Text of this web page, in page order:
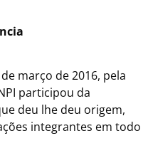
março de 2016, pela
participou da
deu lhe deu origem,
integrantes em todo